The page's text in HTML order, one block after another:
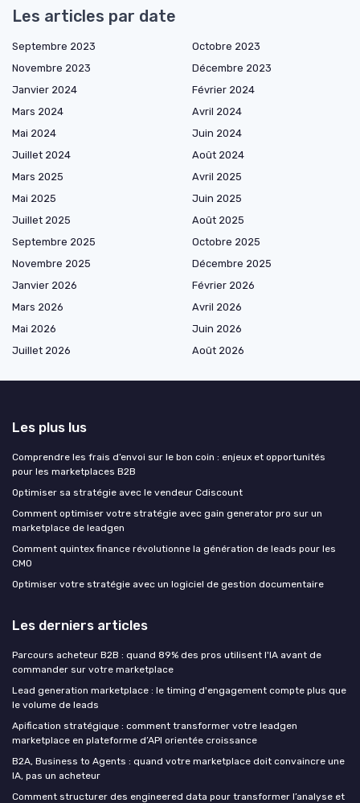
Les articles par date
Septembre 2023
Octobre 2023
Novembre 2023
Décembre 2023
Janvier 2024
Février 2024
Mars 2024
Avril 2024
Mai 2024
Juin 2024
Juillet 2024
Août 2024
Mars 2025
Avril 2025
Mai 2025
Juin 2025
Juillet 2025
Août 2025
Septembre 2025
Octobre 2025
Novembre 2025
Décembre 2025
Janvier 2026
Février 2026
Mars 2026
Avril 2026
Mai 2026
Juin 2026
Juillet 2026
Août 2026
Les plus lus
Comprendre les frais d’envoi sur le bon coin : enjeux et opportunités
pour les marketplaces B2B
Optimiser sa stratégie avec le vendeur Cdiscount
Comment optimiser votre stratégie avec gain generator pro sur un
marketplace de leadgen
Comment quintex finance révolutionne la génération de leads pour les
CMO
Optimiser votre stratégie avec un logiciel de gestion documentaire
Les derniers articles
Parcours acheteur B2B : quand 89% des pros utilisent l'IA avant de
commander sur votre marketplace
Lead generation marketplace : le timing d'engagement compte plus que
le volume de leads
Apification stratégique : comment transformer votre leadgen
marketplace en plateforme d’API orientée croissance
B2A, Business to Agents : quand votre marketplace doit convaincre une
IA, pas un acheteur
Comment structurer des engineered data pour transformer l’analyse et